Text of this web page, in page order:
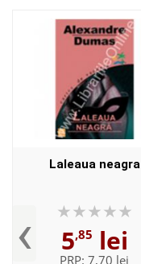
‹
Laleaua neagra
5,85 lei
PRP: 7,70 lei